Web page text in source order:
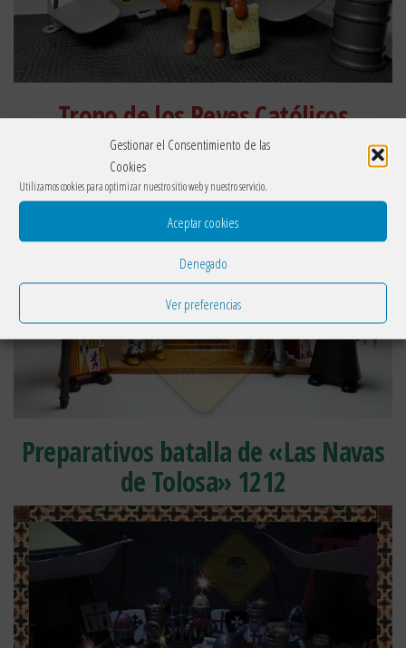
Gestionar el Consentimiento de las
Cookies
Utilizamos cookies para optimizar nuestro sitio web y nuestro servicio.
Aceptar cookies
Denegado
Ver preferencias
Trono de los Reyes Católicos
Preparativos batalla de «Las Navas
de Tolosa» 1212